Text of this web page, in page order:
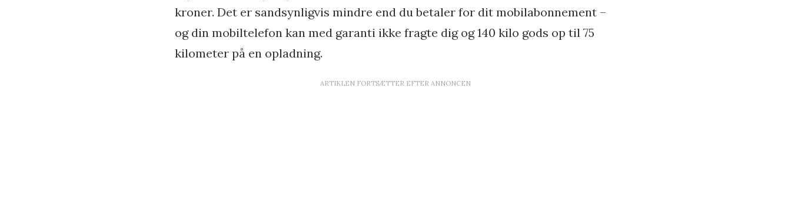
kroner. Det er sandsynligvis mindre end du betaler for dit mobilabonnement –
og din mobiltelefon kan med garanti ikke fragte dig og 140 kilo gods op til 75
kilometer på en opladning.
ARTIKLEN FORTSÆTTER EFTER ANNONCEN